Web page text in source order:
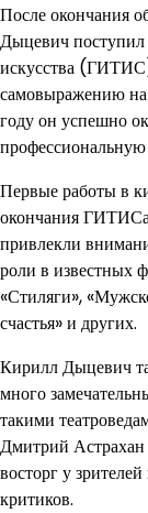
После окончания
Дыцевич поступил
искусства
самовыражению
году он успешно
профессиональную
Первые работы в
окончания
привлекли
роли в известных
«Стиляги»,
счастья» и других.
Кирилл Дыцевич
много
такими
Дмитрий Астрахан
восторг у
критиков.